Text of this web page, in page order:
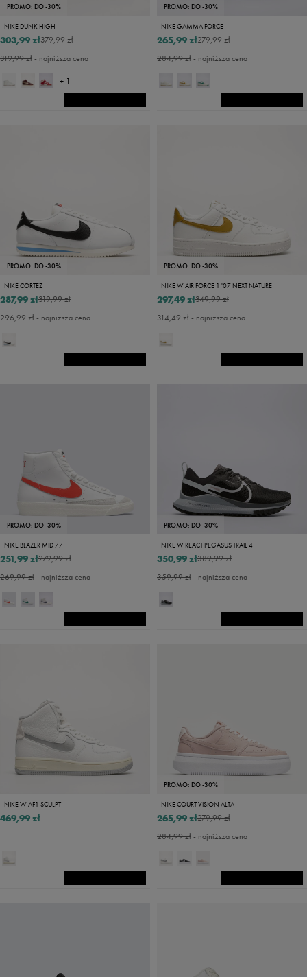
PROMO: DO -30%
NIKE DUNK HIGH
379,99 zł
303,99 zł
319,99 zł- najniższa cena
+ 1
PROMO: DO -30%
NIKE GAMMA FORCE
279,99 zł
265,99 zł
284,99 zł- najniższa cena
PROMO: DO -30%
NIKE CORTEZ
319,99 zł
287,99 zł
296,99 zł- najniższa cena
PROMO: DO -30%
NIKE W AIR FORCE 1 '07 NEXT NATURE
349,99 zł
297,49 zł
314,49 zł- najniższa cena
PROMO: DO -30%
NIKE BLAZER MID 77
279,99 zł
251,99 zł
269,99 zł- najniższa cena
PROMO: DO -30%
NIKE W REACT PEGASUS TRAIL 4
389,99 zł
350,99 zł
359,99 zł- najniższa cena
NIKE W AF1 SCULPT
469,99 zł
PROMO: DO -30%
NIKE COURT VISION ALTA
279,99 zł
265,99 zł
284,99 zł- najniższa cena